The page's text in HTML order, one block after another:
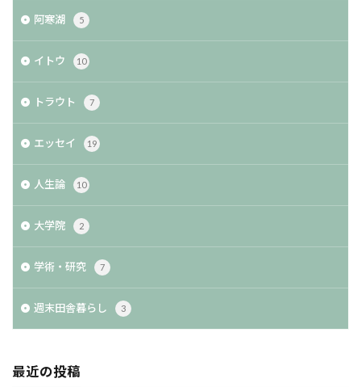
阿寒湖 5
イトウ 10
トラウト 7
エッセイ 19
人生論 10
大学院 2
学術・研究 7
週末田舎暮らし 3
最近の投稿